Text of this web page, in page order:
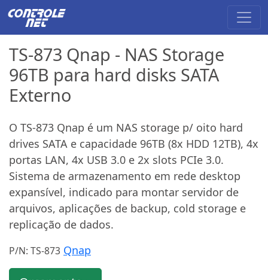
TS-873 Qnap - NAS Storage
96TB para hard disks SATA
Externo
O TS-873 Qnap é um NAS storage p/ oito hard
drives SATA e capacidade 96TB (8x HDD 12TB), 4x
portas LAN, 4x USB 3.0 e 2x slots PCIe 3.0.
Sistema de armazenamento em rede desktop
expansível, indicado para montar servidor de
arquivos, aplicações de backup, cold storage e
replicação de dados.
P/N: TS-873 Qnap